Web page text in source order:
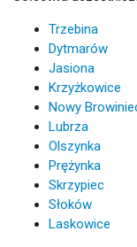
Trzebina
Dytmarów
Jasiona
Krzyżkowice
Nowy
Lubrza
Olszynka
Prężynka
Skrzypiec
Słoków
Laskowice